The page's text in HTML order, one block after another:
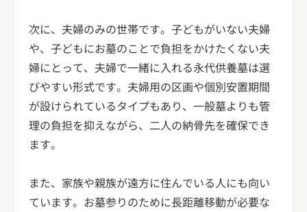
次に、夫婦のみの世帯です。子どもがいない夫婦
や、子どもにお墓のことで負担をかけたくない夫
婦にとって、夫婦で一緒に入れる永代供養墓は選
びやすい形式です。夫婦用の区画や個別安置期間
が設けられているタイプもあり、一般墓よりも管
理の負担を抑えながら、二人の納骨先を確保でき
ます。
また、家族や親族が遠方に住んでいる人にも向い
ています。お墓参りのために長距離移動が必要な